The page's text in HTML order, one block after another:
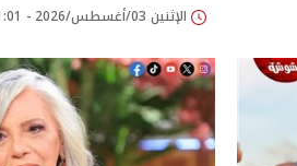
الإثنين 03/أغسطس/2026 - 11:01 م